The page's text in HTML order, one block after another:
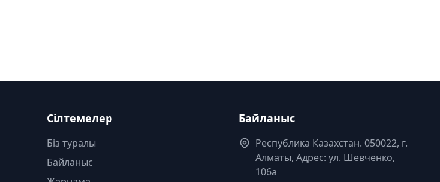
Сілтемелер
Біз туралы
Байланыс
Байланыс
Республика Казахстан. 050022, г.
Алматы, Адрес: ул. Шевченко,
106а